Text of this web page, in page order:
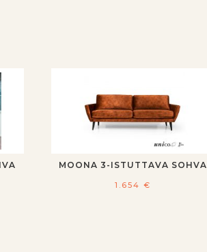
MOONA 3-ISTUTTAVA SOHVA
1.654 €